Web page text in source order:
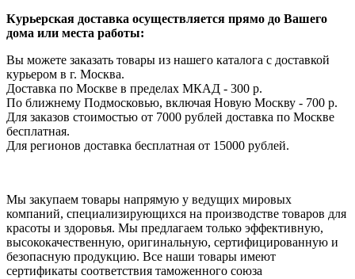
Курьерская доставка осуществляется прямо до Вашего
дома или места работы:
Вы можете заказать товары из нашего каталога с доставкой
курьером в г. Москва.
Доставка по Москве в пределах МКАД - 300 р.
По ближнему Подмосковью, включая Новую Москву - 700 р.
Для заказов стоимостью от 7000 рублей доставка по Москве
бесплатная.
Для регионов доставка бесплатная от 15000 рублей.
Мы закупаем товары напрямую у ведущих мировых
компаний, специализирующихся на производстве товаров для
красоты и здоровья. Мы предлагаем только эффективную,
высококачественную, оригинальную, сертифицированную и
безопасную продукцию. Все наши товары имеют
сертификаты соответствия таможенного союза